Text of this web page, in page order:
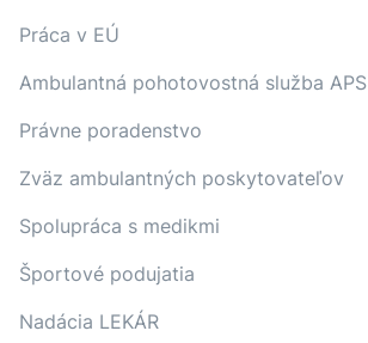
Práca v EÚ
Ambulantná pohotovostná služba APS
Právne poradenstvo
Zväz ambulantných poskytovateľov
Spolupráca s medikmi
Športové podujatia
Nadácia LEKÁR